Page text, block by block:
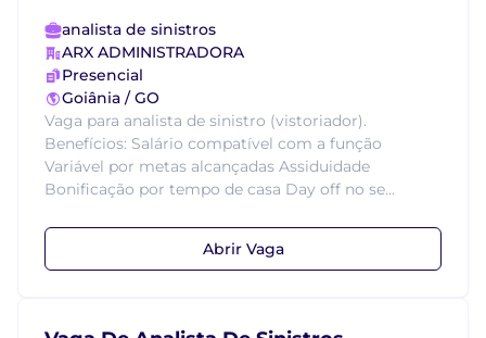
analista de sinistros
ARX ADMINISTRADORA
Presencial
Goiânia / GO
Vaga para analista de sinistro (vistoriador).
Benefícios: Salário compatível com a função
Variável por metas alcançadas Assiduidade
Bonificação por tempo de casa Day off no se...
Abrir Vaga